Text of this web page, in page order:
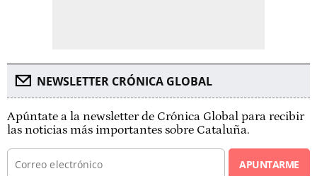
NEWSLETTER CRÓNICA GLOBAL
Apúntate a la newsletter de Crónica Global para recibir
las noticias más importantes sobre Cataluña.
APUNTARME